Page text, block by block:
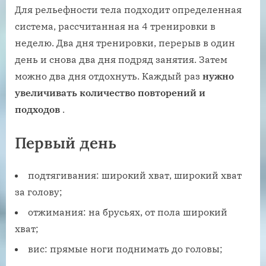
Для рельефности тела подходит определенная
система, рассчитанная на 4 тренировки в
неделю. Два дня тренировки, перерыв в один
день и снова два дня подряд занятия. Затем
можно два дня отдохнуть. Каждый раз нужно
увеличивать количество повторений и
подходов .
Первый день
подтягивания: широкий хват, широкий хват
за голову;
отжимания: на брусьях, от пола широкий
хват;
вис: прямые ноги поднимать до головы;